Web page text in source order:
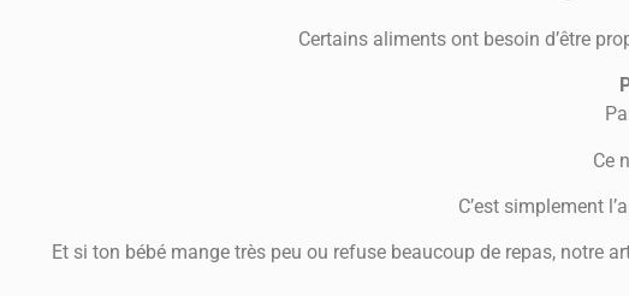
Certains aliments ont besoin d’être
Ce
C’est simplement
Et si ton bébé mange très peu ou refuse beaucoup de repas, notre